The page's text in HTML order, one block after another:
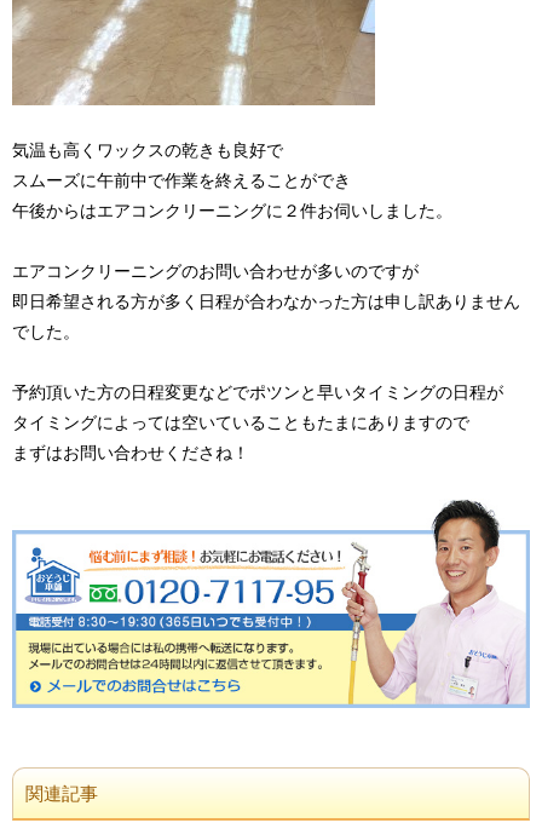
気温も高くワックスの乾きも良好で
スムーズに午前中で作業を終えることができ
午後からはエアコンクリーニングに２件お伺いしました。
エアコンクリーニングのお問い合わせが多いのですが
即日希望される方が多く日程が合わなかった方は申し訳ありません
でした。
予約頂いた方の日程変更などでポツンと早いタイミングの日程が
タイミングによっては空いていることもたまにありますので
まずはお問い合わせくださね！
関連記事